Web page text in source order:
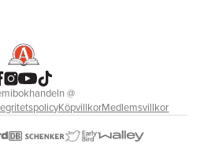
@
KöpvillkorMedlemsvillkor